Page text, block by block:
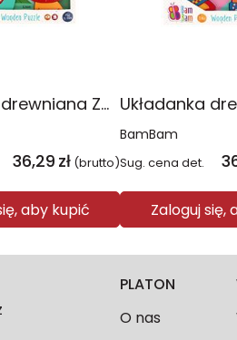
Układanka drewniana Zwierzątka BamBam
36,29 zł (brutto)
aby kupić
BamBam
Sug. cena det.
Zaloguj się,
PLATON
O nas